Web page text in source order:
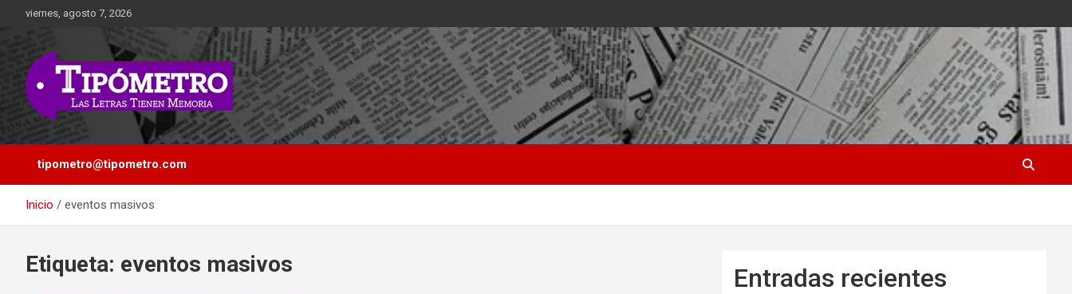
viernes, agosto 7, 2026
Tipometro
Las Letras Tienen Memoria
tipometro@tipometro.com
Inicio eventos masivos
Etiqueta: eventos masivos Entradas recientes